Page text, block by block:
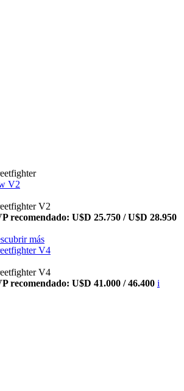
V2
V2
recomendado: U$D 25.750 / U$D 28.950
más
V4
V4
recomendado: U$D 41.000 / 46.400 i